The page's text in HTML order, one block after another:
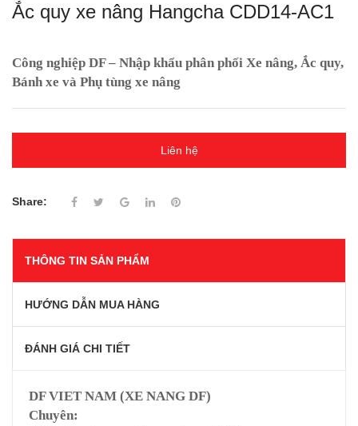
Ắc quy xe nâng Hangcha CDD14-AC1
Công nghiệp DF – Nhập khẩu phân phối Xe nâng, Ắc quy,
Bánh xe và Phụ tùng xe nâng
Liên hệ
Share:
THÔNG TIN SẢN PHẨM
HƯỚNG DẪN MUA HÀNG
ĐÁNH GIÁ CHI TIẾT
DF VIET NAM (XE NANG DF)
Chuyên: